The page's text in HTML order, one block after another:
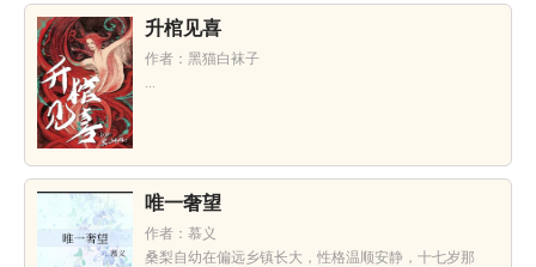
升棺见喜
作者：黑猫白袜子
...
唯一奢望
作者：慕义
桑梨自幼在偏远乡镇长大，性格温顺安静，十七岁那